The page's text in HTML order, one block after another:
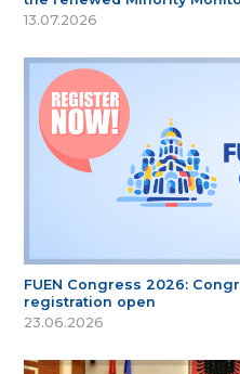
13.07.2026
FUEN Congress 2026:
registration open
23.06.2026